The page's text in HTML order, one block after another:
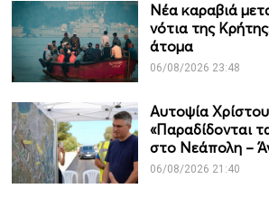
Νέα καραβιά
νότια της
άτομα
06/08/2026 23:48
Αυτοψία
«Παραδίδονται
στο Νεάπολη –
06/08/2026 21:40